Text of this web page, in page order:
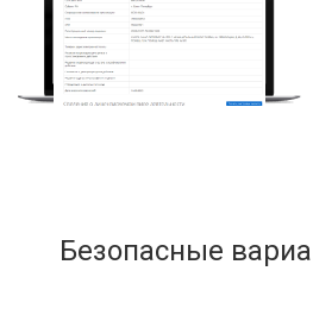
Безопасные